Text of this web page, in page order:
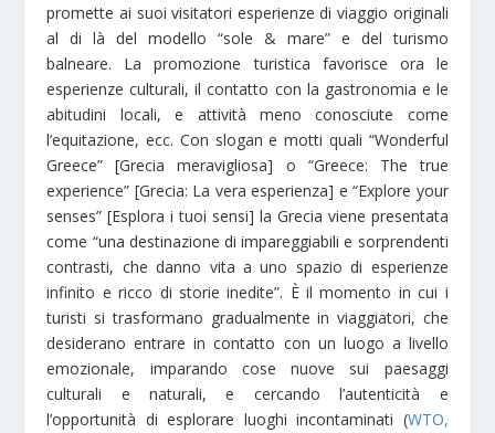
promette ai suoi visitatori esperienze di viaggio originali
al di là del modello “sole & mare” e del turismo
balneare. La promozione turistica favorisce ora le
esperienze culturali, il contatto con la gastronomia e le
abitudini locali, e attività meno conosciute come
l’equitazione, ecc. Con slogan e motti quali “Wonderful
Greece” [Grecia meravigliosa] o “Greece: The true
experience” [Grecia: La vera esperienza] e “Explore your
senses” [Esplora i tuoi sensi] la Grecia viene presentata
come “una destinazione di impareggiabili e sorprendenti
contrasti, che danno vita a uno spazio di esperienze
infinito e ricco di storie inedite”. È il momento in cui i
turisti si trasformano gradualmente in viaggiatori, che
desiderano entrare in contatto con un luogo a livello
emozionale, imparando cose nuove sui paesaggi
culturali e naturali, e cercando l’autenticità e
l’opportunità di esplorare luoghi incontaminati (WTO,